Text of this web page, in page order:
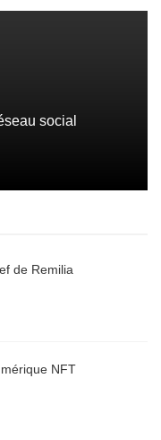
social
de Remilia
NFT